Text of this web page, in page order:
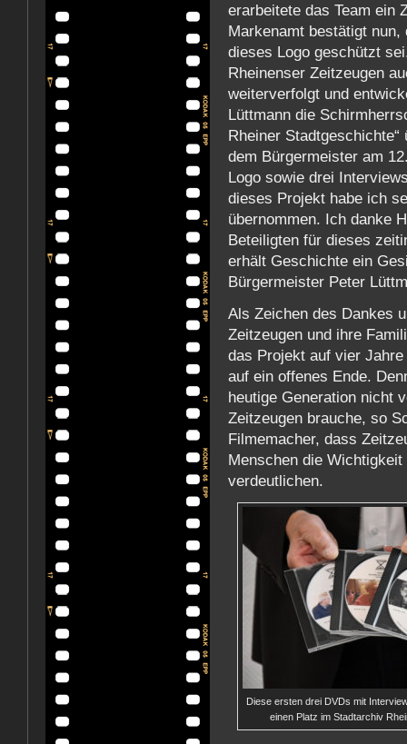
erarbeitete das Team ein
Markenamt bestätigt
dieses Logo geschützt
Rheinenser Zeitzeugen
weiterverfolgt und
Lüttmann die
Rheiner
dem Bürgermeister am
Logo sowie drei
dieses Projekt habe ich
übernommen. Ich danke
Beteiligten für dieses
erhält Geschichte ein
Bürgermeister Peter
Als Zeichen des Dankes
Zeitzeugen und ihre
das Projekt auf vier
auf ein offenes Ende.
heutige Generation nicht
Zeitzeugen brauche, so
Filmemacher, dass
Menschen die
verdeutlichen.
Diese ersten drei DVDs mit
einen Platz im Stadtarchiv